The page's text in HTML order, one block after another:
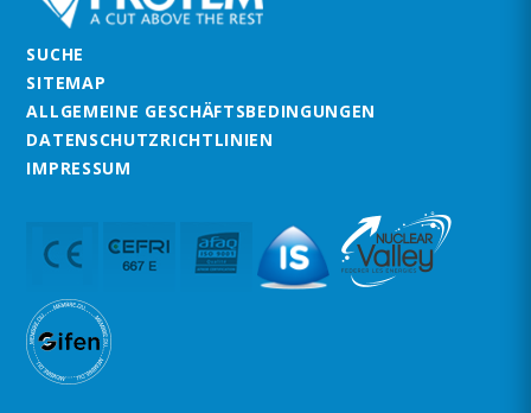
SUCHE
SITEMAP
ALLGEMEINE GESCHÄFTSBEDINGUNGEN
DATENSCHUTZRICHTLINIEN
IMPRESSUM